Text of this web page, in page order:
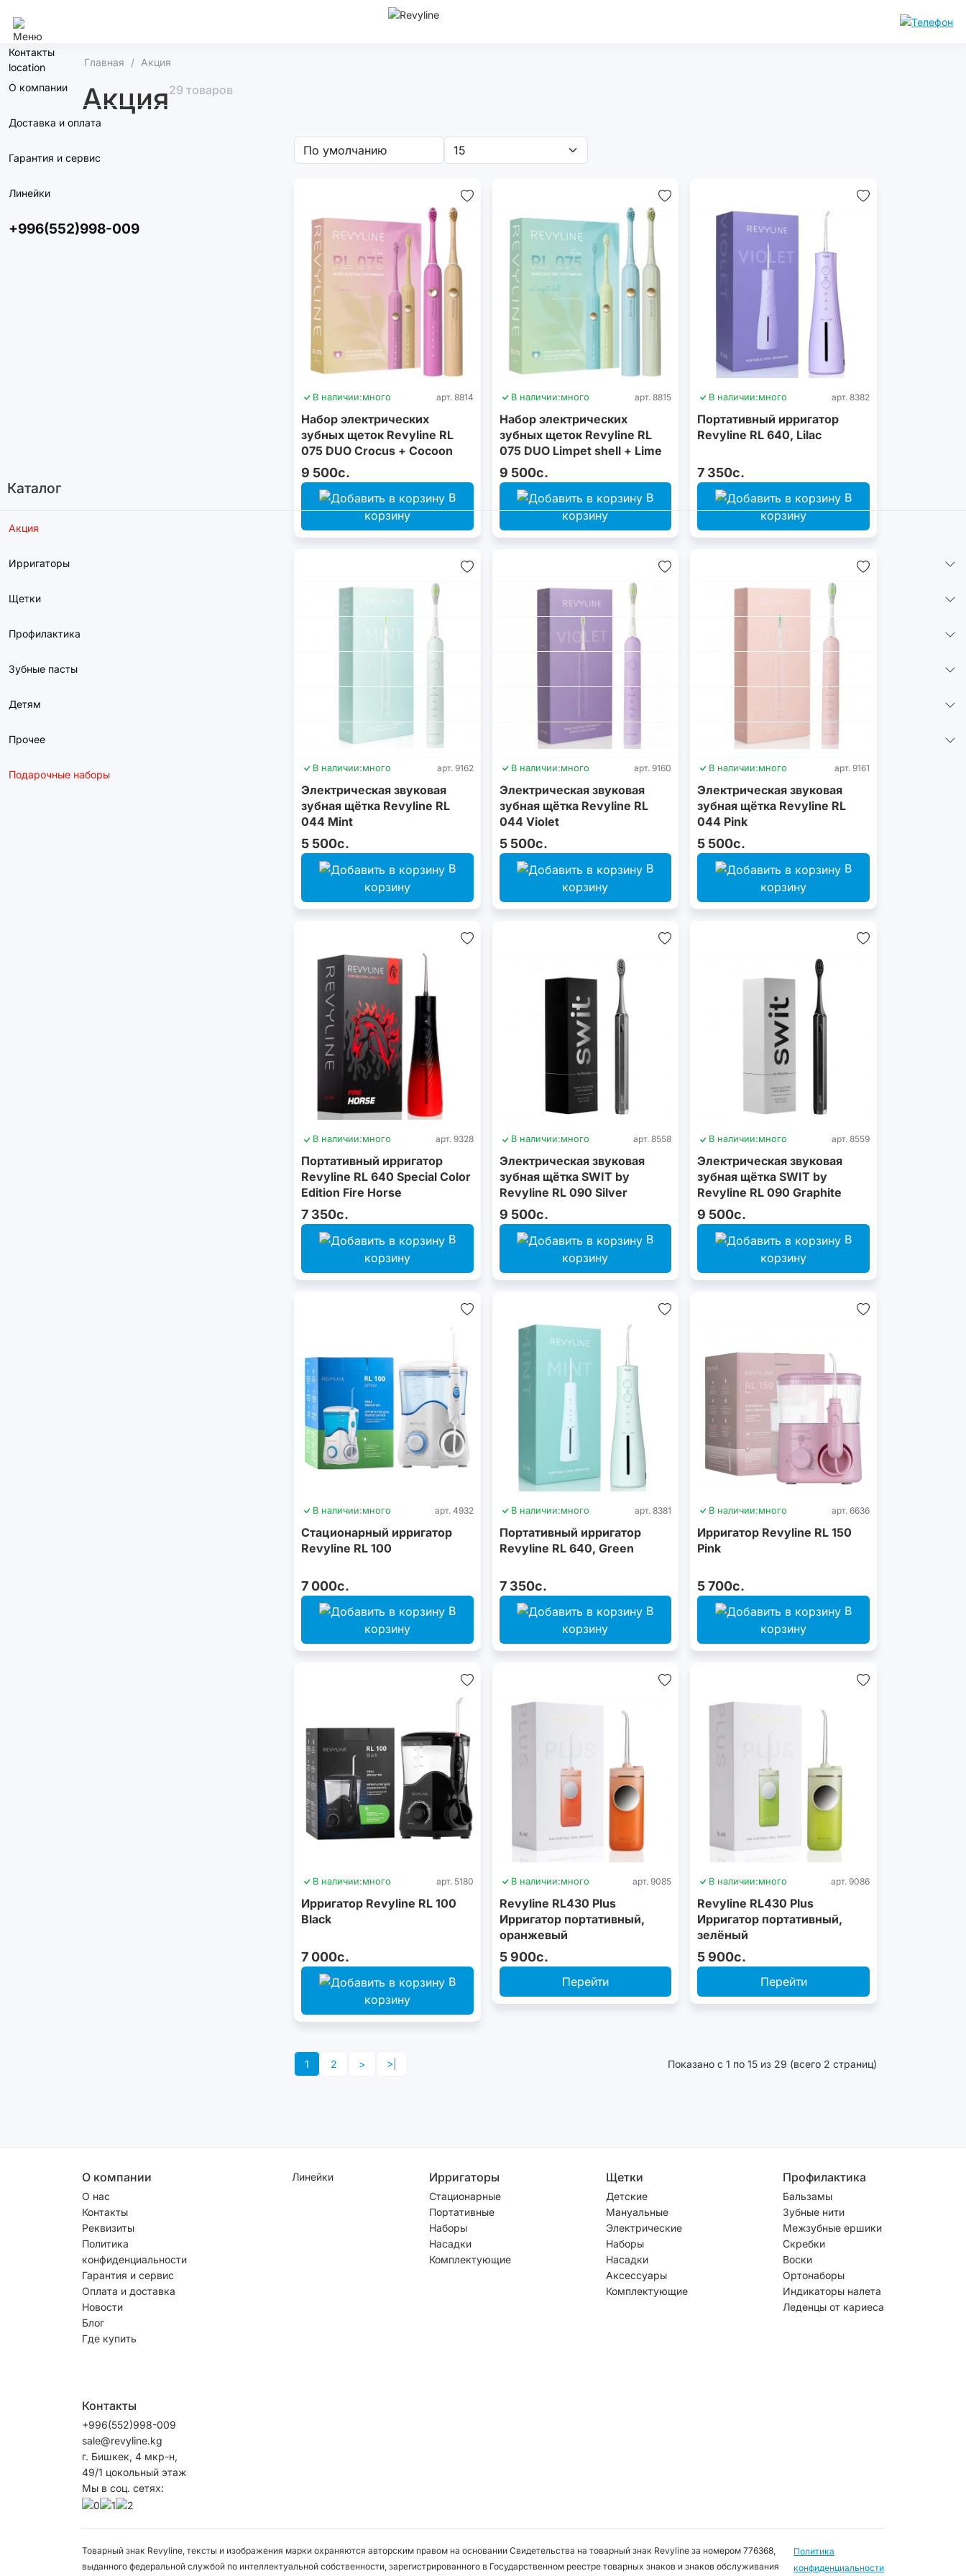
Контакты
О компании
Доставка и оплата
Гарантия и сервис
Линейки
+996(552)998-009
Каталог
Акция
Ирригаторы
Щетки
Профилактика
Зубные пасты
Детям
Прочее
Подарочные наборы
Главная Акция
Акция29 товаров
В наличии:много арт. 8814
Набор электрических
зубных щеток Revyline RL
075 DUO Сrocus + Сocoon
9 500с.
В
корзину
В наличии:много арт. 8815
Набор электрических
зубных щеток Revyline RL
075 DUO Limpet shell + Lime
cream
9 500с.
В
корзину
В наличии:много арт. 8382
Портативный ирригатор
Revyline RL 640, Lilac
7 350с.
В
корзину
В наличии:много арт. 9162
Электрическая звуковая
зубная щётка Revyline RL
044 Mint
5 500с.
В
корзину
В наличии:много арт. 9160
Электрическая звуковая
зубная щётка Revyline RL
044 Violet
5 500с.
В
корзину
В наличии:много арт. 9161
Электрическая звуковая
зубная щётка Revyline RL
044 Pink
5 500с.
В
корзину
В наличии:много арт. 9328
Портативный ирригатор
Revyline RL 640 Special Color
Edition Fire Horse
7 350с.
В
корзину
В наличии:много арт. 8558
Электрическая звуковая
зубная щётка SWIT by
Revyline RL 090 Silver
9 500с.
В
корзину
В наличии:много арт. 8559
Электрическая звуковая
зубная щётка SWIT by
Revyline RL 090 Graphite
9 500с.
В
корзину
В наличии:много арт. 4932
Стационарный ирригатор
Revyline RL 100
7 000с.
В
корзину
В наличии:много арт. 8381
Портативный ирригатор
Revyline RL 640, Green
7 350с.
В
корзину
В наличии:много арт. 6636
Ирригатор Revyline RL 150
Pink
5 700с.
В
корзину
В наличии:много арт. 5180
Ирригатор Revyline RL 100
Black
7 000с.
В
корзину
В наличии:много арт. 9085
Revyline RL430 Plus
Ирригатор портативный,
оранжевый
5 900с.
Перейти
В наличии:много арт. 9086
Revyline RL430 Plus
Ирригатор портативный,
зелёный
5 900с.
Перейти
1 2 > >| Показано с 1 по 15 из 29 (всего 2 страниц)
О компании
О нас
Контакты
Реквизиты
Политика
конфиденциальности
Гарантия и сервис
Оплата и доставка
Новости
Блог
Где купить
Линейки Ирригаторы
Стационарные
Портативные
Наборы
Насадки
Комплектующие
Щетки
Детские
Мануальные
Электрические
Наборы
Насадки
Аксессуары
Комплектующие
Профилактика
Бальзамы
Зубные нити
Межзубные ершики
Скребки
Воски
Ортонаборы
Индикаторы налета
Леденцы от кариеса
Контакты
+996(552)998-009
sale@revyline.kg
г. Бишкек, 4 мкр-н,
49/1 цокольный этаж
Мы в соц. сетях:
Товарный знак Revyline, тексты и изображения марки охраняются авторским правом на основании Свидетельства на товарный знак Revyline за номером 776368,
выданного федеральной службой по интеллектуальной собственности, зарегистрированного в Государственном реестре товарных знаков и знаков обслуживания
Политика
конфиденциальности